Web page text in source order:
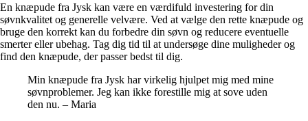
En knæpude fra Jysk kan være en værdifuld investering for din
søvnkvalitet og generelle velvære. Ved at vælge den rette knæpude og
bruge den korrekt kan du forbedre din søvn og reducere eventuelle
smerter eller ubehag. Tag dig tid til at undersøge dine muligheder og
find den knæpude, der passer bedst til dig.
Min knæpude fra Jysk har virkelig hjulpet mig med mine
søvnproblemer. Jeg kan ikke forestille mig at sove uden
den nu. – Maria